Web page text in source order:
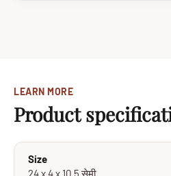
LEARN MORE
Product
Size
24 x 4 x 10.5 सेमी